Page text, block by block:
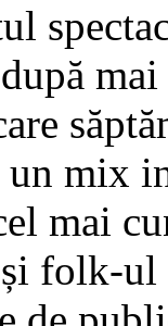
mix
mai
folk-ul